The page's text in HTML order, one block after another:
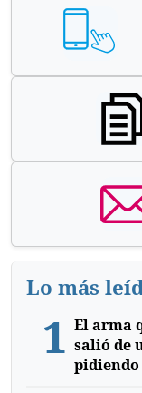
Lo más
1 El arma
salió de